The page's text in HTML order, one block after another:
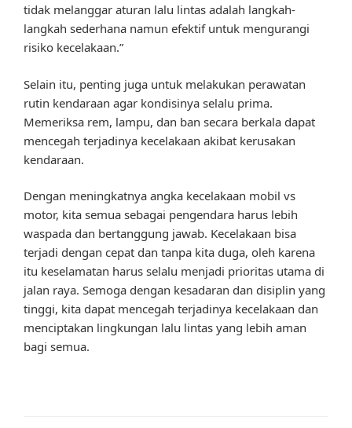
tidak melanggar aturan lalu lintas adalah langkah-
langkah sederhana namun efektif untuk mengurangi
risiko kecelakaan.”
Selain itu, penting juga untuk melakukan perawatan
rutin kendaraan agar kondisinya selalu prima.
Memeriksa rem, lampu, dan ban secara berkala dapat
mencegah terjadinya kecelakaan akibat kerusakan
kendaraan.
Dengan meningkatnya angka kecelakaan mobil vs
motor, kita semua sebagai pengendara harus lebih
waspada dan bertanggung jawab. Kecelakaan bisa
terjadi dengan cepat dan tanpa kita duga, oleh karena
itu keselamatan harus selalu menjadi prioritas utama di
jalan raya. Semoga dengan kesadaran dan disiplin yang
tinggi, kita dapat mencegah terjadinya kecelakaan dan
menciptakan lingkungan lalu lintas yang lebih aman
bagi semua.